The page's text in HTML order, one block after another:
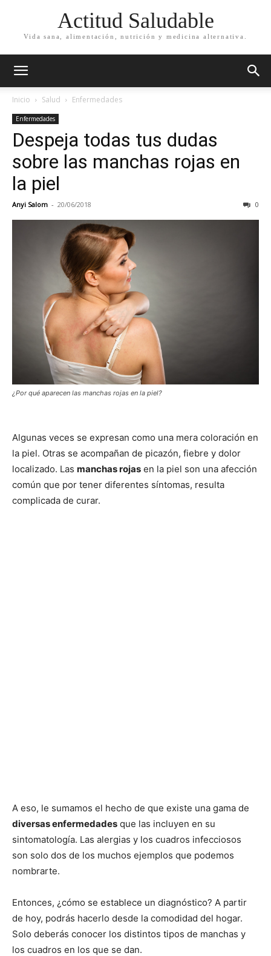
Actitud Saludable
Vida sana, alimentación, nutrición y medicina alternativa.
Inicio Salud Enfermedades
Enfermedades
Despeja todas tus dudas
sobre las manchas rojas en
la piel
Anyi Salom - 20/06/2018 0
¿Por qué aparecen las manchas rojas en la piel?
Algunas veces se expresan como una mera coloración en
la piel. Otras se acompañan de picazón, fiebre y dolor
localizado. Las manchas rojas en la piel son una afección
común que por tener diferentes síntomas, resulta
complicada de curar.
A eso, le sumamos el hecho de que existe una gama de
diversas enfermedades que las incluyen en su
sintomatología. Las alergias y los cuadros infecciosos
son solo dos de los muchos ejemplos que podemos
nombrarte.
Entonces, ¿cómo se establece un diagnóstico? A partir
de hoy, podrás hacerlo desde la comodidad del hogar.
Solo deberás conocer los distintos tipos de manchas y
los cuadros en los que se dan.